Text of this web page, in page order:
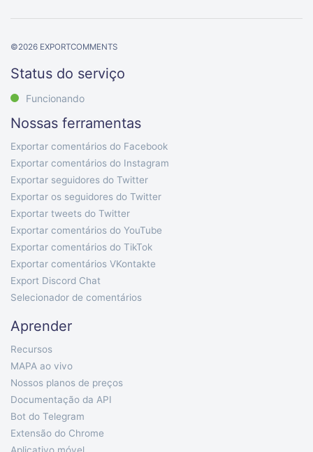
©2026 EXPORTCOMMENTS
Status do serviço
Funcionando
Nossas ferramentas
Exportar comentários do Facebook
Exportar comentários do Instagram
Exportar seguidores do Twitter
Exportar os seguidores do Twitter
Exportar tweets do Twitter
Exportar comentários do YouTube
Exportar comentários do TikTok
Exportar comentários VKontakte
Export Discord Chat
Selecionador de comentários
Aprender
Recursos
MAPA ao vivo
Nossos planos de preços
Documentação da API
Bot do Telegram
Extensão do Chrome